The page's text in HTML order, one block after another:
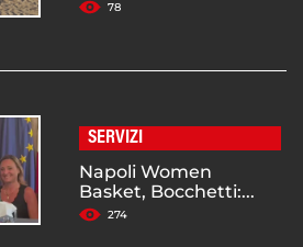
78
SERVIZI
Napoli Women
Basket, Bocchetti:...
274